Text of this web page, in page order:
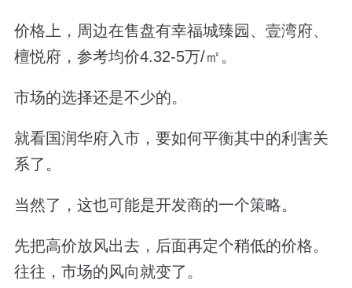
价格上，周边在售盘有幸福城臻园、壹湾府、
檀悦府，参考均价4.32-5万/㎡。
市场的选择还是不少的。
就看国润华府入市，要如何平衡其中的利害关
系了。
当然了，这也可能是开发商的一个策略。
先把高价放风出去，后面再定个稍低的价格。
往往，市场的风向就变了。